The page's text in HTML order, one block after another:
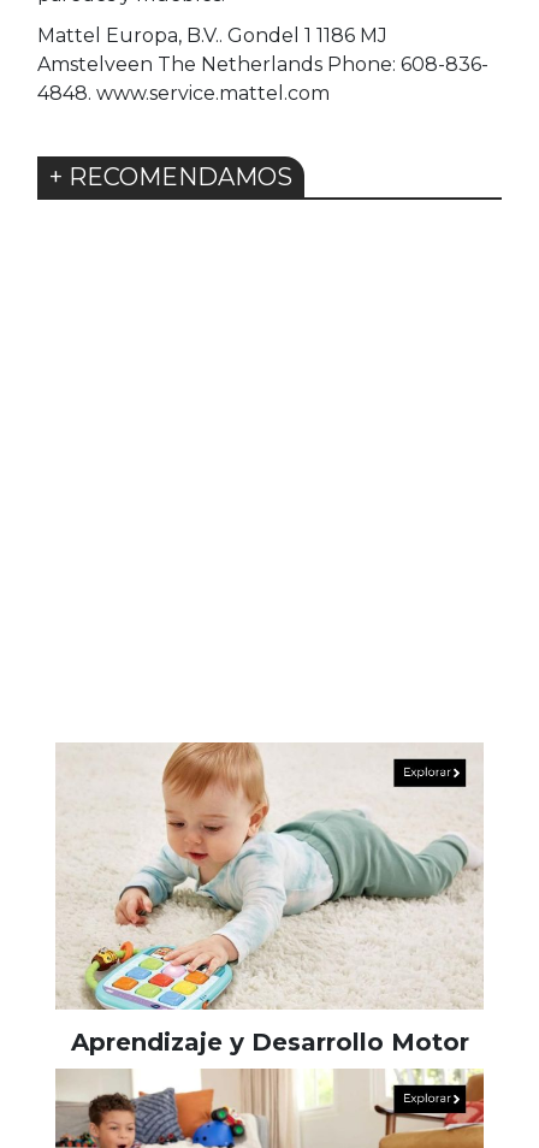
Mattel Europa, B.V.. Gondel 1 1186 MJ
Amstelveen The Netherlands Phone: 608-836-
4848. www.service.mattel.com
+ RECOMENDAMOS
Aprendizaje y Desarrollo Motor